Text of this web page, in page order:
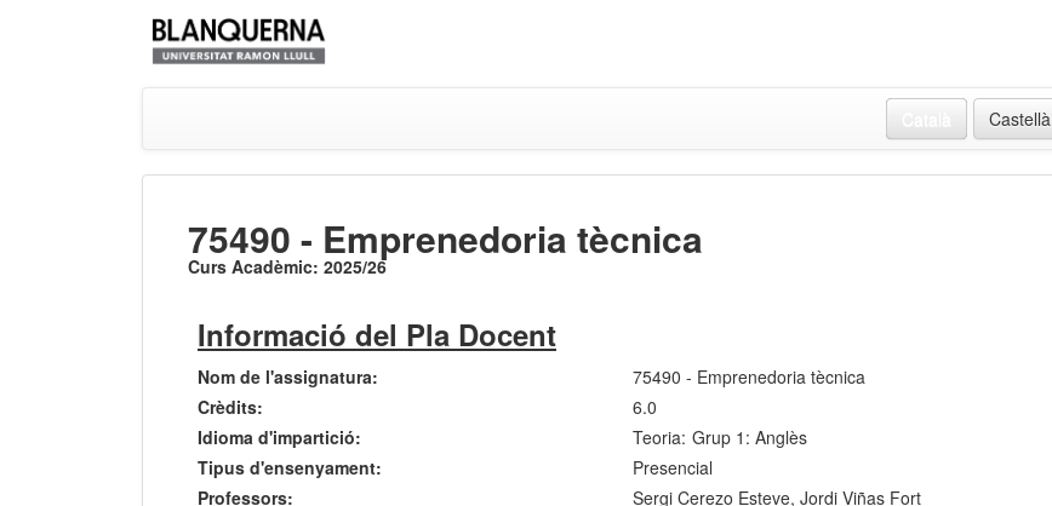
Castellà
75490 - Emprenedoria tècnica
Curs Acadèmic: 2025/26
Informació del Pla Docent
Nom de l'assignatura:
75490 - Emprenedoria tècnica
Crèdits:
6.0
Idioma d'impartició:
Teoria: Grup 1: Anglès
Tipus d'ensenyament:
Presencial
Professors:
Sergi Cerezo Esteve, Jordi Viñas Fort